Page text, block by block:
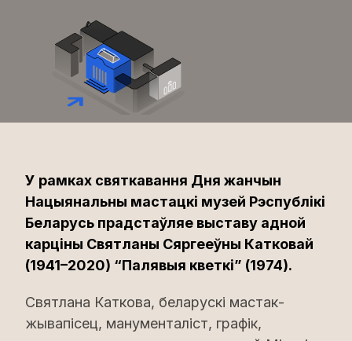
У рамках святкавання Дня жанчын
Нацыянальны мастацкі музей Рэспублікі
Беларусь прадстаўляе выставу адной
карціны Святланы Сяргееўны Катковай
(1941–2020) “Палявыя кветкі” (1974).
Святлана Каткова, беларускі мастак-
жывапісец, манументаліст, графік,